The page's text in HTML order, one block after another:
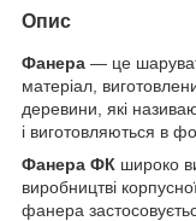
Опис
Фанера — це
матеріал,
деревини, які
і виготовляються в
Фанера ФК широко
виробництві
фанера